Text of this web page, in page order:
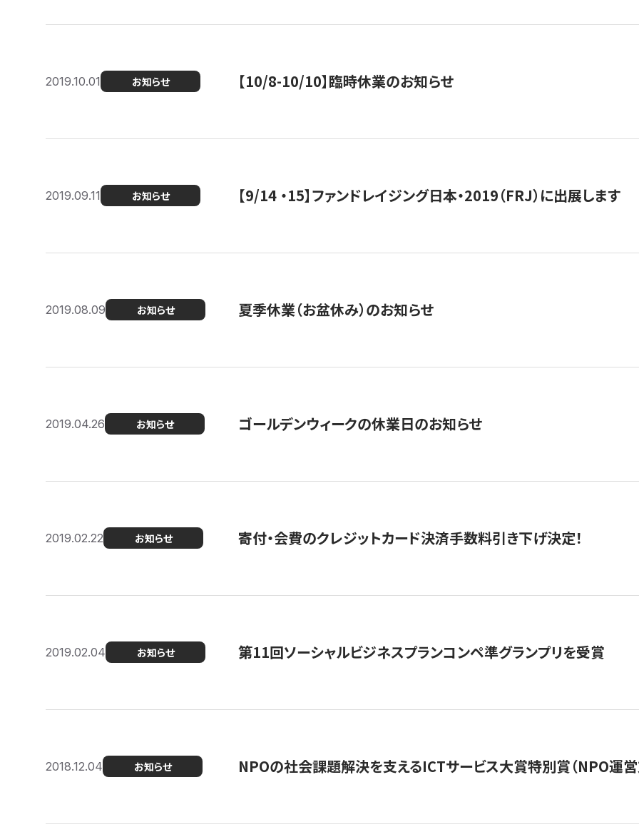
2019.10.01 お知らせ 【10/8-10/10】臨時休業のお知らせ
2019.09.11 お知らせ 【9/14 ・15】ファンドレイジング日本・2019（FRJ）に出展します
2019.08.09 お知らせ 夏季休業（お盆休み）のお知らせ
2019.04.26 お知らせ ゴールデンウィークの休業日のお知らせ
2019.02.22 お知らせ 寄付・会費のクレジットカード決済手数料引き下げ決定！
2019.02.04 お知らせ 第11回ソーシャルビジネスプランコンペ準グランプリを受賞
2018.12.04 お知らせ NPOの社会課題解決を支えるICTサービス大賞特別賞（NPO運